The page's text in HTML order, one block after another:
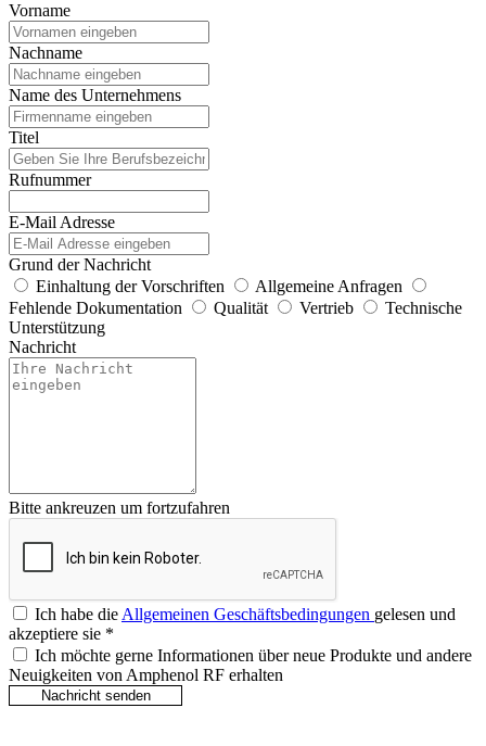
Vorname
Nachname
Name des Unternehmens
Titel
Rufnummer
E-Mail Adresse
Grund der Nachricht
Einhaltung der Vorschriften
Allgemeine Anfragen
Fehlende Dokumentation
Qualität Vertrieb
Technische
Unterstützung
Nachricht
Bitte ankreuzen um fortzufahren
Ich habe dieAllgemeinen Geschäftsbedingungen gelesen und
akzeptiere sie *
Ich möchte gerne Informationen über neue Produkte und andere
Neuigkeiten von Amphenol RF erhalten